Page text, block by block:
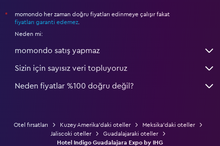
*
momondo her zaman doğru fiyatları edinmeye çalışır fakat
fiyatları garanti edemez
Neden mi:
momondo satış yapmaz
Sizin için sayısız veri topluyoruz
Neden fiyatlar %100 doğru değil?
Otel fırsatları Kuzey Amerika'daki oteller
Meksika'daki oteller
Jaliscoki oteller
Guadalajaraki oteller
Hotel Indigo Guadalajara Expo by IHG